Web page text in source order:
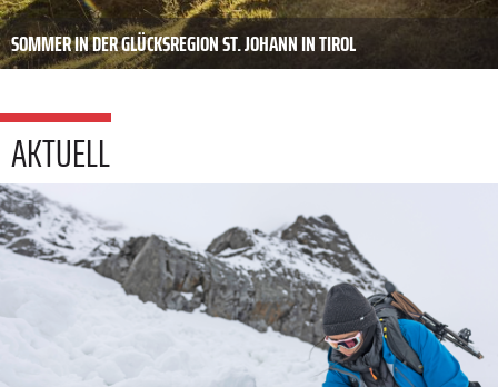
SOMMER IN DER GLÜCKSREGION ST. JOHANN IN TIROL
AKTUELL